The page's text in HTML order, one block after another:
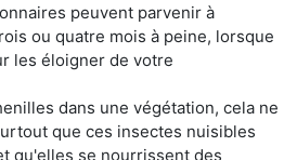
peuvent parvenir à
ou quatre mois à peine, lorsque
les éloigner de votre
dans une végétation, cela ne
que ces insectes nuisibles
qu'elles se nourrissent des